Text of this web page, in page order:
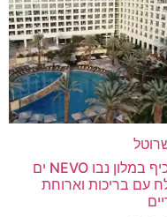
יום כיף במלון נבו NEVO ים
עם בריכות וארוחת